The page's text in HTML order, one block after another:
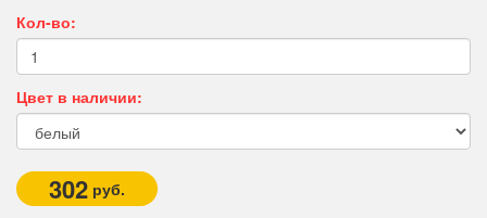
Кол-во:
Цвет в наличии:
302 руб.